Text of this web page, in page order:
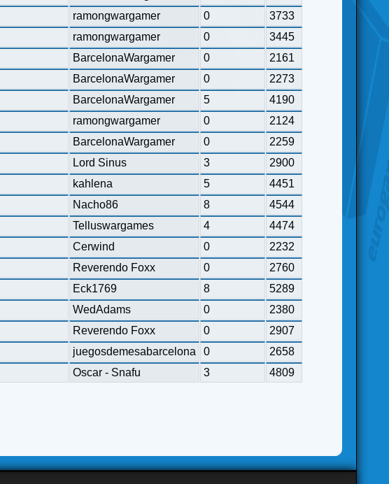
ramongwargamer 0
3733
ramongwargamer 0
3445
BarcelonaWargamer 0
2161
BarcelonaWargamer 0
2273
BarcelonaWargamer 5
4190
ramongwargamer 0
2124
BarcelonaWargamer 0
2259
Lord Sinus 3
2900
kahlena 5
4451
Nacho86 8
4544
Telluswargames 4
4474
Cerwind 0
2232
Reverendo Foxx 0
2760
Eck1769 8
5289
WedAdams 0
2380
Reverendo Foxx 0
2907
juegosdemesabarcelona 0
2658
Oscar - Snafu 3
4809